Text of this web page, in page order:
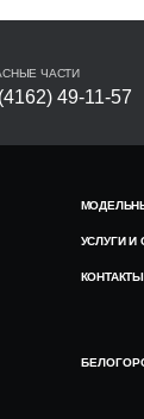
ЧАСТИ
49-11-57
УСЛУГИ И
КОНТАКТЫ